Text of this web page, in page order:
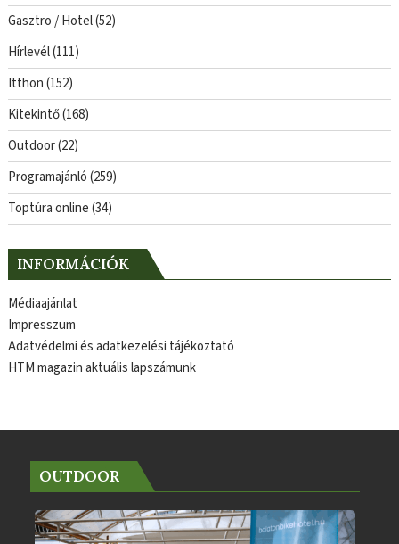
Gasztro / Hotel(52)
Hírlevél(111)
Itthon(152)
Kitekintő(168)
Outdoor(22)
Programajánló(259)
Toptúra online(34)
INFORMÁCIÓK
Médiaajánlat
Impresszum
Adatvédelmi és adatkezelési tájékoztató
HTM magazin aktuális lapszámunk
OUTDOOR